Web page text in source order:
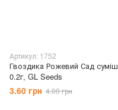
Артикул: 1752
Гвоздика Рожевий Сад суміш
0.2г, GL Seeds
3.60 грн 4.00 грн